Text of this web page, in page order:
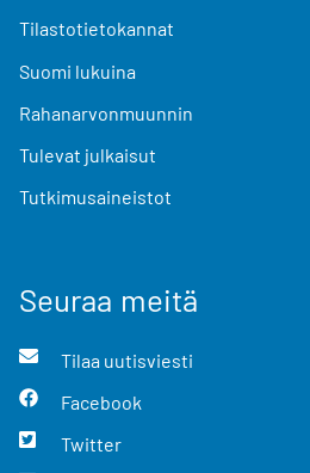
Tilastotietokannat
Suomi lukuina
Rahanarvonmuunnin
Tulevat julkaisut
Tutkimusaineistot
Seuraa meitä
Tilaa uutisviesti
Facebook
Twitter